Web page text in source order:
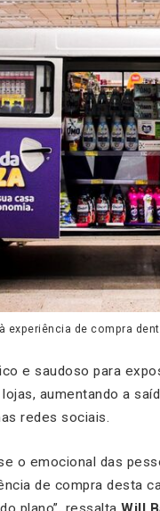
experiência de compra
e saudoso para
aumentando a
redes sociais.
o emocional das
de compra desta